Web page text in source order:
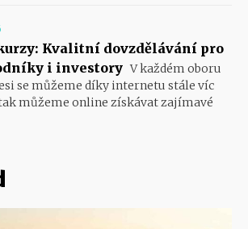
Kvalitní dovzdělávání pro
i investory V každém oboru
se můžeme díky internetu stále víc
můžeme online získávat zajímavé